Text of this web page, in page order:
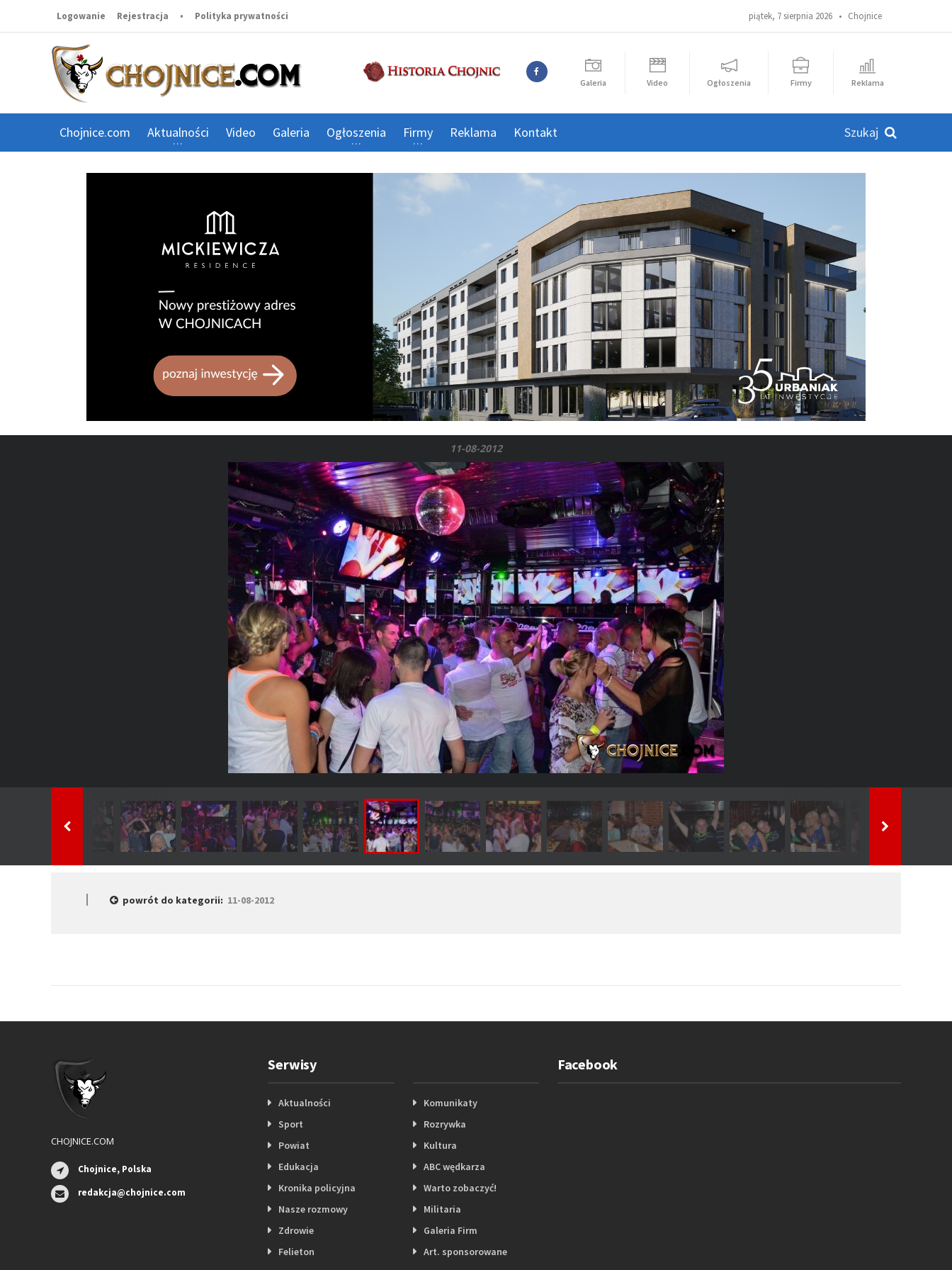
piątek, 7 sierpnia 2026 • Chojnice
Logowanie Rejestracja • Polityka prywatności
Galeria Video Ogłoszenia Firmy Reklama
Chojnice.com Aktualności Video Galeria Ogłoszenia Firmy Reklama Kontakt
11-08-2012
powrót do kategorii: 11-08-2012
CHOJNICE.COM
Chojnice, Polska
redakcja@chojnice.com
Serwisy
Aktualności
Sport
Powiat
Edukacja
Kronika policyjna
Nasze rozmowy
Zdrowie
Felieton
Komunikaty
Rozrywka
Kultura
ABC wędkarza
Warto zobaczyć!
Militaria
Galeria Firm
Art. sponsorowane
Facebook